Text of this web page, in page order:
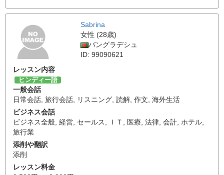
Sabrina
女性 (28歳)
バングラデシュ
ID: 99090621
レッスン内容
ヒンディー語
一般会話
日常会話, 旅行会話, リスニング, 読解, 作文, 海外生活
ビジネス会話
ビジネス全般, 経営, セールス, ＩＴ , 医療, 法律, 会計, ホテル,
旅行業
添削や翻訳
添削
レッスン料金